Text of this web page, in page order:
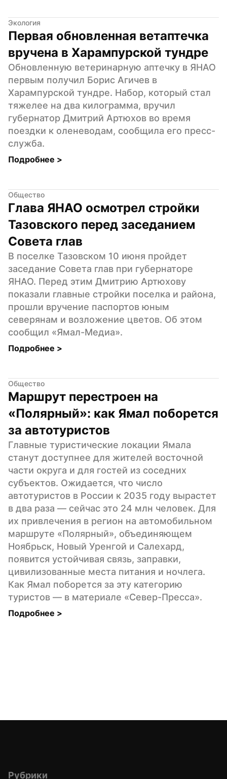
Экология
Первая обновленная ветаптечка
вручена в Харампурской тундре
Обновленную ветеринарную аптечку в ЯНАО
первым получил Борис Агичев в
Харампурской тундре. Набор, который стал
тяжелее на два килограмма, вручил
губернатор Дмитрий Артюхов во время
поездки к оленеводам, сообщила его пресс-
служба.
Подробнее >
Общество
Глава ЯНАО осмотрел стройки
Тазовского перед заседанием
Совета глав
В поселке Тазовском 10 июня пройдет
заседание Совета глав при губернаторе
ЯНАО. Перед этим Дмитрию Артюхову
показали главные стройки поселка и района,
прошли вручение паспортов юным
северянам и возложение цветов. Об этом
сообщил «Ямал-Медиа».
Подробнее >
Общество
Маршрут перестроен на
«Полярный»: как Ямал поборется
за автотуристов
Главные туристические локации Ямала
станут доступнее для жителей восточной
части округа и для гостей из соседних
субъектов. Ожидается, что число
автотуристов в России к 2035 году вырастет
в два раза — сейчас это 24 млн человек. Для
их привлечения в регион на автомобильном
маршруте «Полярный», объединяющем
Ноябрьск, Новый Уренгой и Салехард,
появится устойчивая связь, заправки,
цивилизованные места питания и ночлега.
Как Ямал поборется за эту категорию
туристов — в материале «Север-Пресса».
Подробнее >
Рубрики